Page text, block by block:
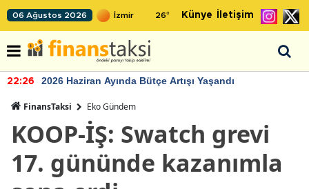
06 Ağustos 2026 26° Künye İletişim
22:26 2026 Haziran Ayında Bütçe Artışı Yaşandı
FinansTaksi Eko Gündem
KOOP-İŞ: Swatch grevi
17. gününde kazanımla